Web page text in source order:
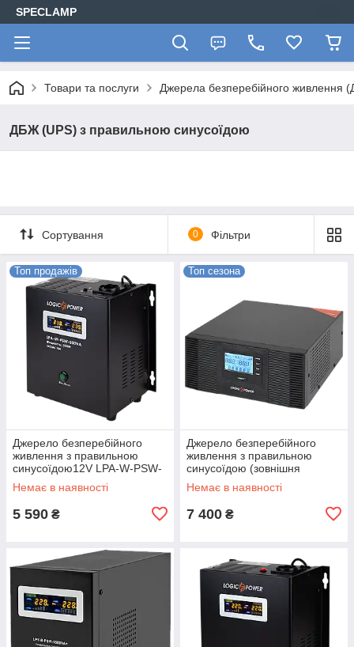
SPECLAMP
Товари та послуги Джерела безперебійного живлення
ДБЖ (UPS) з правильною синусоїдою
Сортування 0 Фільтри
Топ продажів
Джерело безперебійного
живлення з правильною
синусоїдою12V LPA-W-PSW-
500VA(350Вт) 2A/5A/10A
Немає в наявності
5 590 ₴
Топ сезона
Джерело безперебійного
живлення з правильною
синусоїдою (зовнішня
батарея 12V, що
підключається) LPM-PSW-
Немає в наявності
7 400 ₴